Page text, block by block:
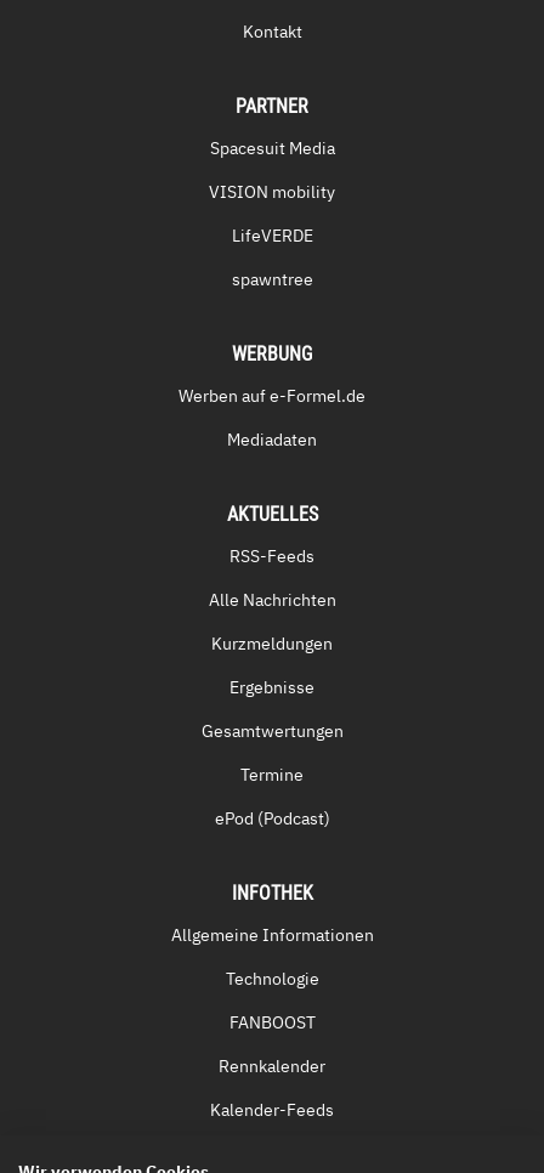
Kontakt
PARTNER
Spacesuit Media
VISION mobility
LifeVERDE
spawntree
WERBUNG
Werben auf e-Formel.de
Mediadaten
AKTUELLES
RSS-Feeds
Alle Nachrichten
Kurzmeldungen
Ergebnisse
Gesamtwertungen
Termine
ePod (Podcast)
INFOTHEK
Allgemeine Informationen
Technologie
FANBOOST
Rennkalender
Kalender-Feeds